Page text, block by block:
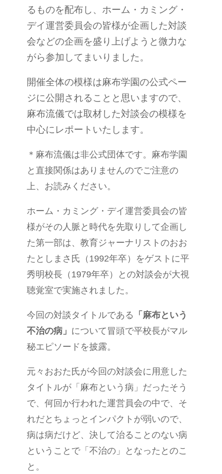
るものを配布し、ホーム・カミング・
デイ運営委員会の皆様が企画した対談
会などの企画を盛り上げようと微力な
がら参加してまいりました。
開催全体の模様は麻布学園の公式ペー
ジに公開されることと思いますので、
麻布流儀では取材した対談会の模様を
中心にレポートいたします。
＊麻布流儀は非公式団体です。麻布学園
と直接関係はありませんのでご注意の
上、お読みください。
ホーム・カミング・デイ運営委員会の皆
様がその人脈と時代を先取りして企画し
た第一部は、教育ジャーナリストのおお
たとしまさ氏（1992年卒）をゲストに平
秀明校長（1979年卒）との対談会が大視
聴覚室で実施されました。
今回の対談タイトルである 「麻布という
不治の病」 について冒頭で平校長がマル
秘エピソードを披露。
元々おおた氏が今回の対談会に用意した
タイトルが「麻布という病」だったそう
で、何回か行われた運営員会の中で、そ
れだとちょっとインパクトが弱いので、
病は病だけど、決して治ることのない病
ということで「不治の」となったとのこ
と。